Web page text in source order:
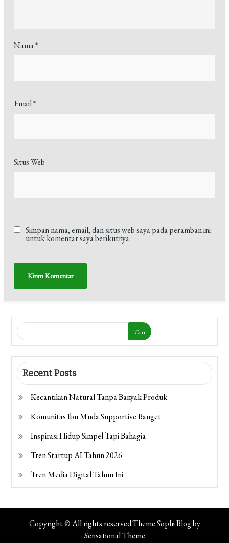
Nama*
Email*
Situs Web
Simpan nama, email, dan situs web saya pada peramban ini
untuk komentar saya berikutnya.
Cari
Recent Posts
Kecantikan Natural Tanpa Banyak Produk
Komunitas Ibu Muda Supportive Banget
Inspirasi Hidup Simpel Tapi Bahagia
Tren Startup AI Tahun 2026
Tren Media Digital Tahun Ini
Copyright © All rights reserved.Theme Sophi Blog by
Sensational Theme